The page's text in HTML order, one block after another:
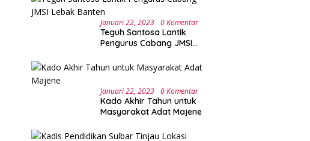
Laboratorium Terpadu
Januari 22, 2023 0 Komentar
Teguh Santosa Lantik
Pengurus Cabang JMSI
Januari 22, 2023 0 Komentar
Kado Akhir Tahun untuk
Masyarakat Adat Majene